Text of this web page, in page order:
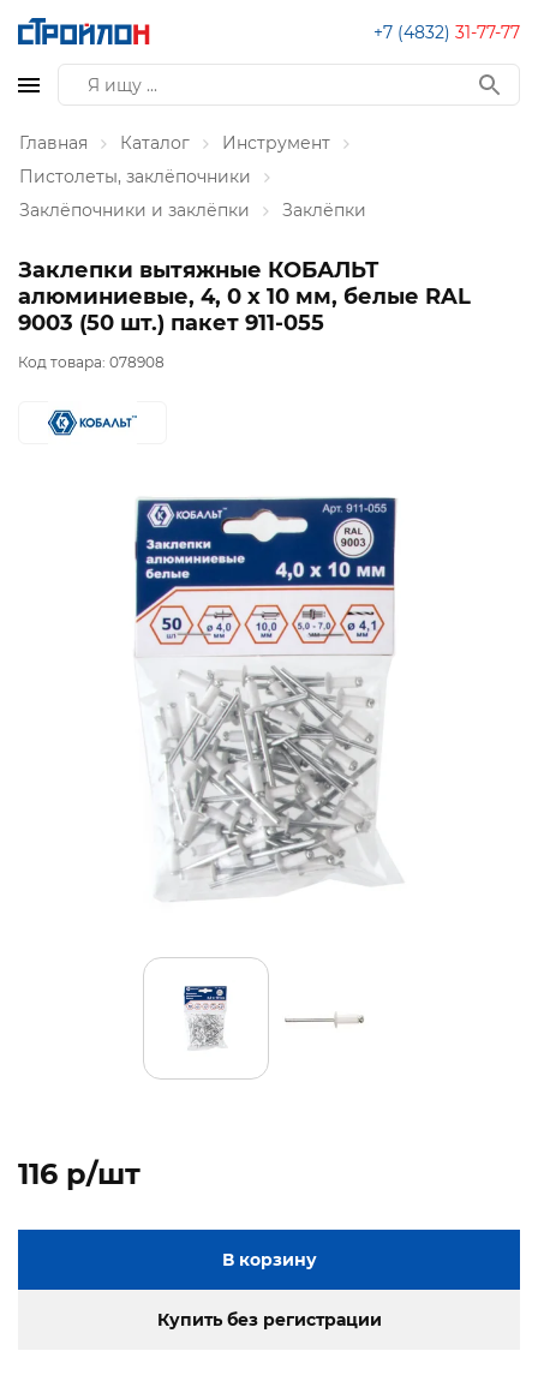
+7 (4832) 31-77-77
Главная Каталог
Инструмент
Пистолеты, заклёпочники
Заклёпочники и заклёпки
Заклёпки
Заклепки вытяжные КОБАЛЬТ
алюминиевые, 4, 0 х 10 мм, белые RAL
9003 (50 шт.) пакет 911-055
Код товара: 078908
116 p/шт
В корзину
Купить без регистрации